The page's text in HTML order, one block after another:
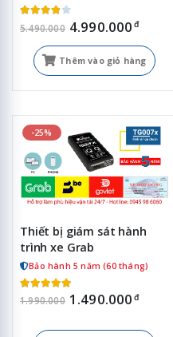
5.490.000 4.990.000 đ
Thêm vào giỏ hàng
-25%
Thiết bị giám sát hành
trình xe Grab
Bảo hành 5 năm (60 tháng)
1.990.000 1.490.000 đ